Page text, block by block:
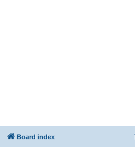
Board index